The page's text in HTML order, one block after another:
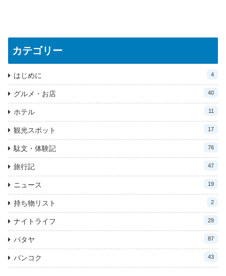
カテゴリー
はじめに 4
グルメ・お店 40
ホテル 11
観光スポット 17
駄文・体験記 76
旅行記 47
ニュース 19
持ち物リスト 2
ナイトライフ 29
パタヤ 87
バンコク 43